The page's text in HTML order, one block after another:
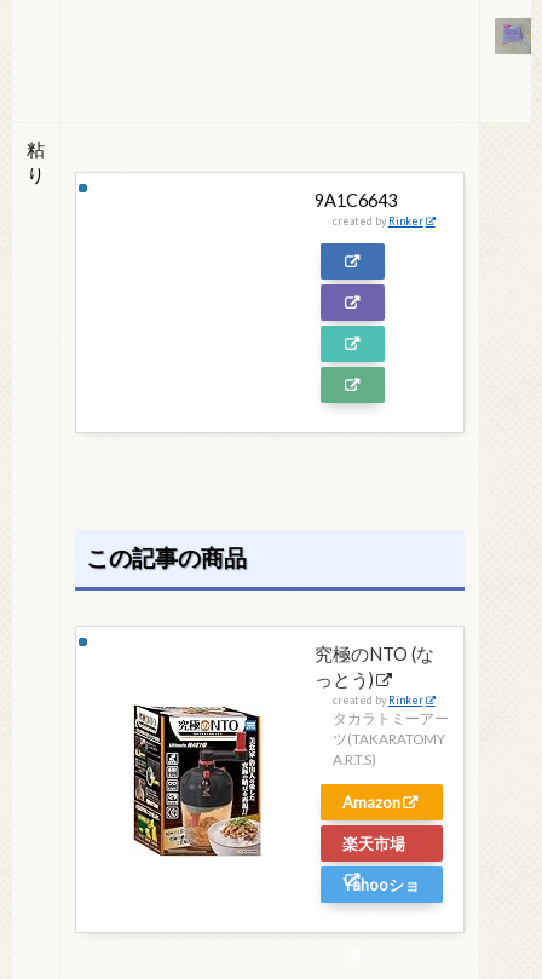
粘
り
9A1C6643
created by Rinker
この記事の商品
究極のNTO (な
っとう)
created by Rinker
タカラトミーアー
ツ(TAKARATOMY
A.R.T.S)
Amazon
楽天市場
Yahooショ